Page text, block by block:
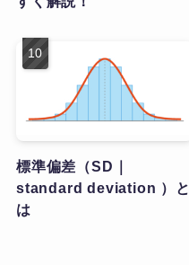
標準偏差（SD｜
standard deviation ）と
は